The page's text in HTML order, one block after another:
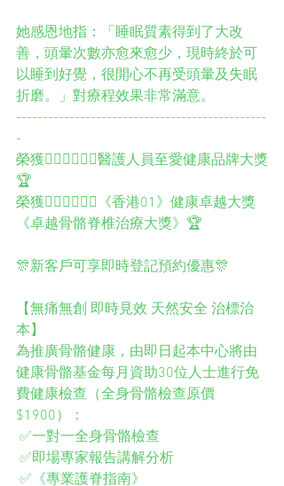
她感恩地指：「睡眠質素得到了大改
善，頭暈次數亦愈來愈少，現時終於可
以睡到好覺，很開心不再受頭暈及失眠
折磨。」對療程效果非常滿意。
-----------------------------------------------
-
榮獲👨🏻‍⚕️👩🏻‍⚕️醫護人員至愛健康品牌大獎
🏆
榮獲👨🏻‍⚕️👩🏻‍⚕️《香港01》健康卓越大獎
《卓越骨骼脊椎治療大獎》🏆
🎊新客戶可享即時登記預約優惠🎊
【無痛無創 即時見效 天然安全 治標治
本】
為推廣骨骼健康，由即日起本中心將由
健康骨骼基金每月資助30位人士進行免
費健康檢查（全身骨骼檢查原價
$1900）：
✅一對一全身骨骼檢查
✅即場專家報告講解分析
✅《專業護脊指南》